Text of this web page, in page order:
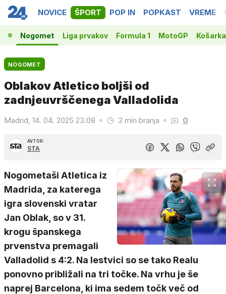
NOVICE ŠPORT POP IN POPKAST VREME
Nogomet Liga prvakov Formula 1 MotoGP Košarka
NOGOMET
Oblakov Atletico boljši od
zadnjeuvrščenega Valladolida
Madrid, 14. 04. 2025 23.08 2 min branja 0
AVTOR:
STA
Nogometaši Atletica iz
Madrida, za katerega
igra slovenski vratar
Jan Oblak, so v 31.
krogu španskega
prvenstva premagali
Valladolid s 4:2. Na lestvici so se tako Realu
ponovno približali na tri točke. Na vrhu je še
naprej Barcelona, ki ima sedem točk več od